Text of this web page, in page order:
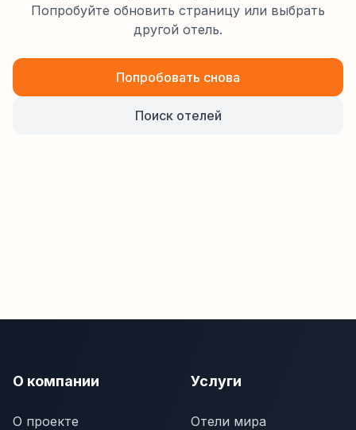
Попробуйте обновить страницу или выбрать
другой отель.
Попробовать снова
Поиск отелей
О компании
О проекте
Услуги
Отели мира